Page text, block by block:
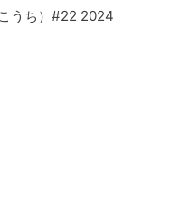
うち）#22 2024